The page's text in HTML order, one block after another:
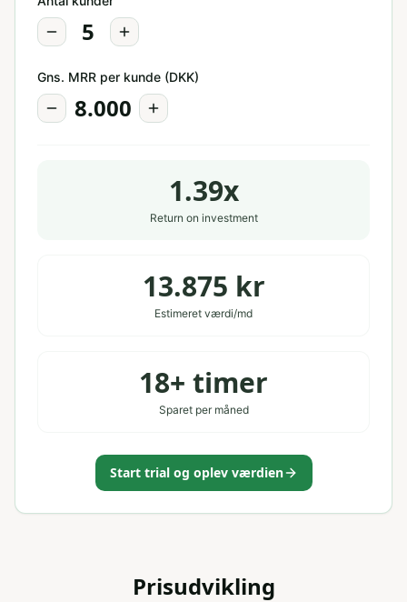
5
Gns. MRR per kunde (DKK)
8.000
1.39x
Return on investment
13.875 kr
Estimeret værdi/md
18+ timer
Sparet per måned
Start trial og oplev værdien
Prisudvikling